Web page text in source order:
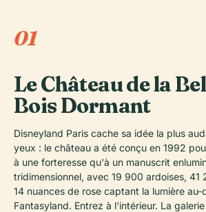
01
Le Château de la
Bois Dormant
Disneyland Paris cache sa idée la plus
yeux : le château a été conçu en 1992
à une forteresse qu'à un manuscrit
tridimensionnel, avec 19 900 ardoises, 41
14 nuances de rose captant la lumière au-
Fantasyland. Entrez à l'intérieur. La